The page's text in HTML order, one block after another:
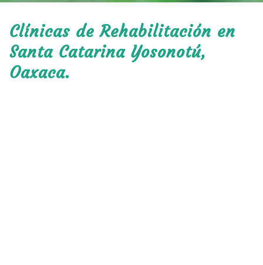
Clínicas de Rehabilitación en
Santa Catarina Yosonotú,
Oaxaca.